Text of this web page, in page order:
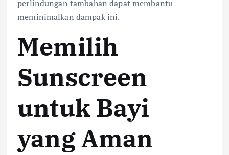
perlindungan tambahan dapat membantu
meminimalkan dampak ini.
Memilih
Sunscreen
untuk Bayi
yang Aman